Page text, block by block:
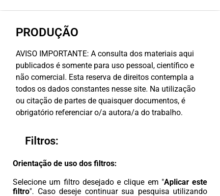
PRODUÇÃO
AVISO IMPORTANTE: A consulta dos materiais aqui
publicados é somente para uso pessoal, científico e
não comercial. Esta reserva de direitos contempla a
todos os dados constantes nesse site. Na utilização
ou citação de partes de quaisquer documentos, é
obrigatório referenciar o/a autora/a do trabalho.
Filtros:
Orientação de uso dos filtros:
Selecione um filtro desejado e clique em "Aplicar este
filtro". Caso deseje continuar sua pesquisa utilizando